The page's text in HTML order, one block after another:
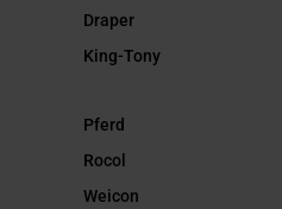
Draper
King-Tony
Pferd
Rocol
Weicon